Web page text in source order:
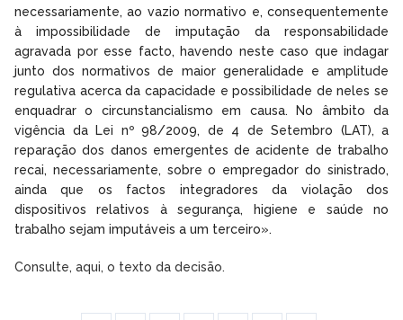
necessariamente, ao vazio normativo e, consequentemente
à impossibilidade de imputação da responsabilidade
agravada por esse facto, havendo neste caso que indagar
junto dos normativos de maior generalidade e amplitude
regulativa acerca da capacidade e possibilidade de neles se
enquadrar o circunstancialismo em causa. No âmbito da
vigência da Lei nº 98/2009, de 4 de Setembro (LAT), a
reparação dos danos emergentes de acidente de trabalho
recai, necessariamente, sobre o empregador do sinistrado,
ainda que os factos integradores da violação dos
dispositivos relativos à segurança, higiene e saúde no
trabalho sejam imputáveis a um terceiro».
Consulte, aqui, o texto da decisão.